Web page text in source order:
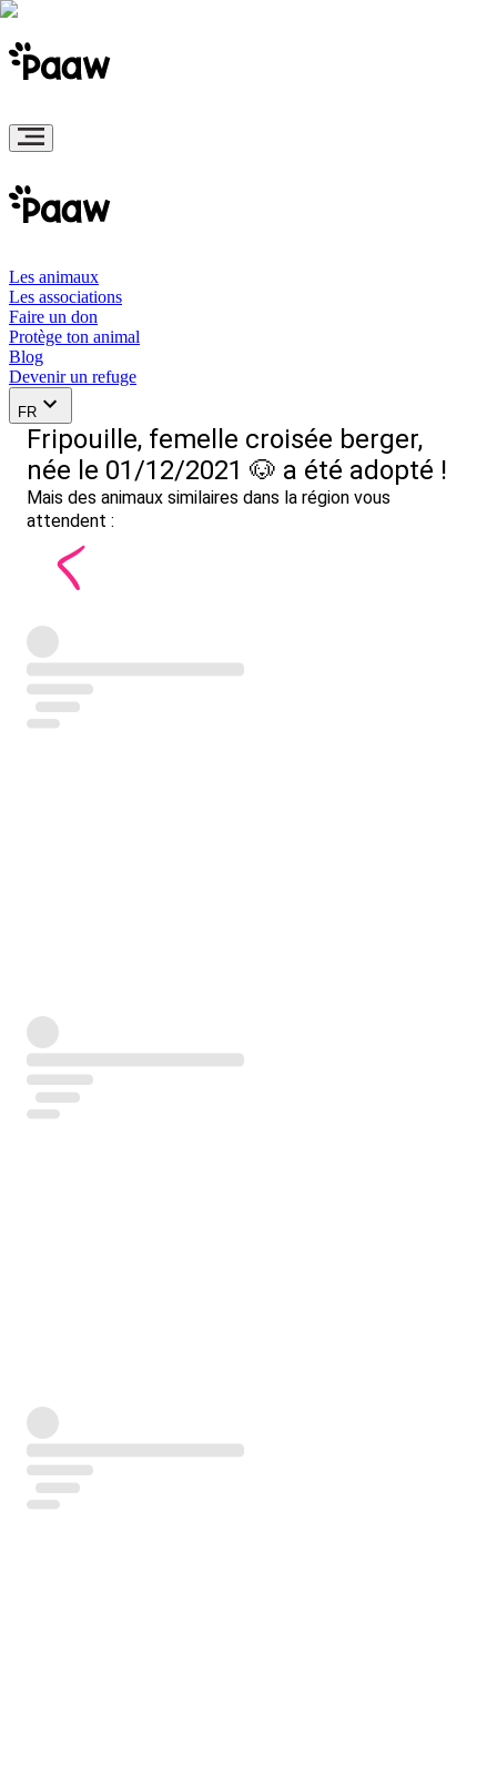
Les animaux
Les associations
Faire un don
Protège ton animal
Blog
Devenir un refuge
FR
Fripouille, femelle croisée berger,
née le 01/12/2021 🐶 a été adopté !
Mais des animaux similaires dans la région vous
attendent :